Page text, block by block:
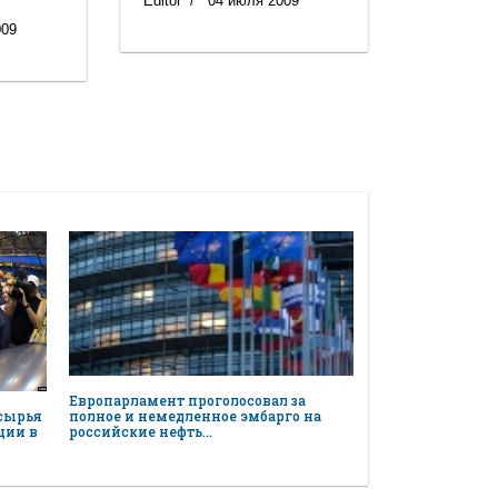
в
Европарламент проголосовал за
полное и немедленное эмбарго на
российские нефть…